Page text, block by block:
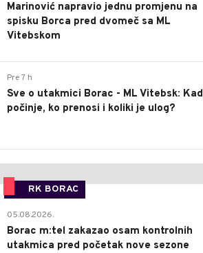
Marinović napravio jednu promjenu na
spisku Borca pred dvomeč sa ML
Vitebskom
Pre 7 h
Sve o utakmici Borac - ML Vitebsk: Kad
počinje, ko prenosi i koliki je ulog?
RK BORAC
05.08.2026.
Borac m:tel zakazao osam kontrolnih
utakmica pred početak nove sezone